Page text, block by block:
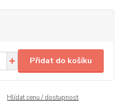
Přidat do košíku
Hlídat cenu / dostupnost